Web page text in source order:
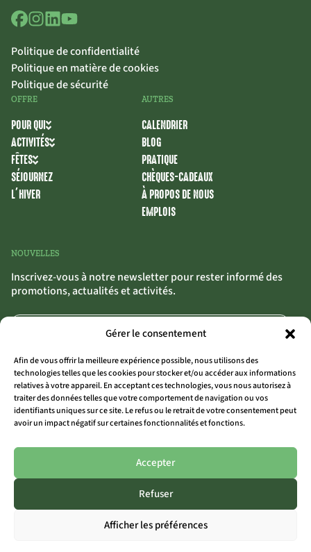
Gérer le consentement
Afin de vous offrir la meilleure expérience possible, nous utilisons des
technologies telles que les cookies pour stocker et/ou accéder aux informations
relatives à votre appareil. En acceptant ces technologies, vous nous autorisez à
traiter des données telles que votre comportement de navigation ou vos
identifiants uniques sur ce site. Le refus ou le retrait de votre consentement peut
avoir un impact négatif sur certaines fonctionnalités et fonctions.
Accepter
Refuser
Afficher les préférences
Politique de confidentialité
Politique en matière de cookies
Politique de sécurité
OFFRE
POUR QUI
ACTIVITÉS
FÊTES
SÉJOURNEZ
L’HIVER
AUTRES
CALENDRIER
BLOG
PRATIQUE
CHÈQUES-CADEAUX
À PROPOS DE NOUS
EMPLOIS
NOUVELLES
Inscrivez-vous à notre newsletter pour rester informé des
promotions, actualités et activités.
générales.
S'INSCRIRE>>